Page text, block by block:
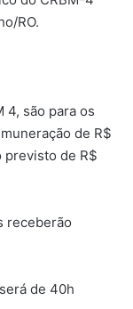
RO.
4, são para os
de R$
previsto de R$
receberão
de 40h